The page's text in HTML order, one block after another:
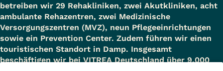
betreiben wir 29 Rehakliniken, zwei Akutkliniken, acht
ambulante Rehazentren, zwei Medizinische
Versorgungszentren (MVZ), neun Pflegeeinrichtungen
sowie ein Prevention Center. Zudem führen wir einen
touristischen Standort in Damp. Insgesamt
beschäftigen wir bei VITREA Deutschland über 9.000